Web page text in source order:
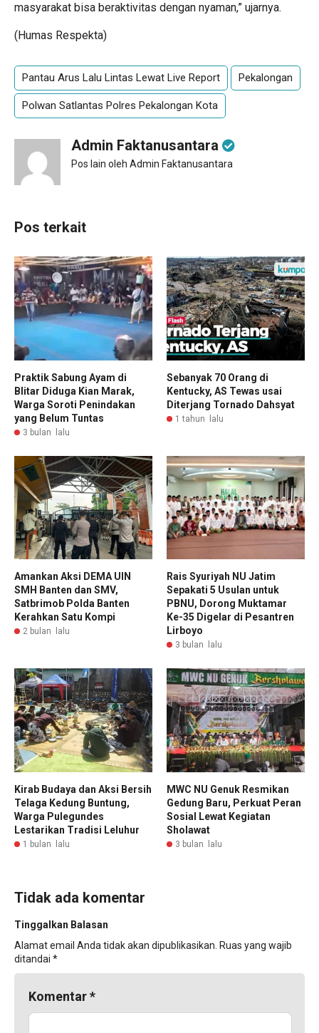
masyarakat bisa beraktivitas dengan nyaman,” ujarnya.
(Humas Respekta)
Pantau Arus Lalu Lintas Lewat Live Report Pekalongan
Polwan Satlantas Polres Pekalongan Kota
Admin Faktanusantara
Pos lain oleh Admin Faktanusantara
Pos terkait
Praktik Sabung Ayam di
Blitar Diduga Kian Marak,
Warga Soroti Penindakan
yang Belum Tuntas
3 bulan lalu
Sebanyak 70 Orang di
Kentucky, AS Tewas usai
Diterjang Tornado Dahsyat
1 tahun lalu
Amankan Aksi DEMA UIN
SMH Banten dan SMV,
Satbrimob Polda Banten
Kerahkan Satu Kompi
2 bulan lalu
Rais Syuriyah NU Jatim
Sepakati 5 Usulan untuk
PBNU, Dorong Muktamar
Ke-35 Digelar di Pesantren
Lirboyo
3 bulan lalu
Kirab Budaya dan Aksi Bersih
Telaga Kedung Buntung,
Warga Pulegundes
Lestarikan Tradisi Leluhur
1 bulan lalu
MWC NU Genuk Resmikan
Gedung Baru, Perkuat Peran
Sosial Lewat Kegiatan
Sholawat
3 bulan lalu
Tidak ada komentar
Tinggalkan Balasan
Alamat email Anda tidak akan dipublikasikan. Ruas yang wajib
ditandai *
Komentar*